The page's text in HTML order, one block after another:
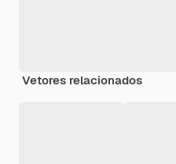
Vetores relacionados